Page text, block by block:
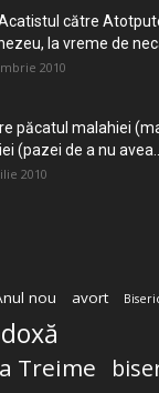
către
la vreme de
2010
păcatul malahiei
(pazei de a nu
2010
nou avort
Treime